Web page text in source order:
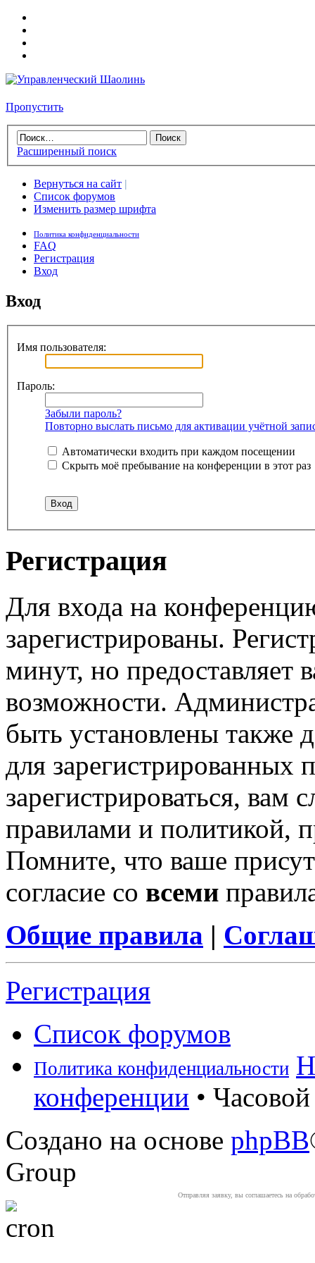
Пропустить
Расширенный поиск
Вернуться на сайт |
Список форумов
Изменить размер шрифта
Политика конфиденциальности
FAQ
Регистрация
Вход
Вход
Имя пользователя:
Пароль:
Забыли пароль?
Повторно выслать письмо для активации учётной
Автоматически входить при каждом посещении
Скрыть моё пребывание на конференции в этот раз
Регистрация
Для входа на
зарегистрированы.
минут, но предоставляет
возможности.
быть установлены также
для зарегистрированных
зарегистрироваться, вам
правилами и политикой,
Помните, что ваше
согласие со всеми
Общие правила |
Регистрация
Список форумов
Политика конфиденциальности
конференции •
Создано на основе phpBB
Group
Отправляя заявку, вы соглашаетесь на